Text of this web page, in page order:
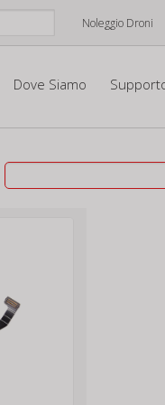
Noleggio Droni
Dove Siamo